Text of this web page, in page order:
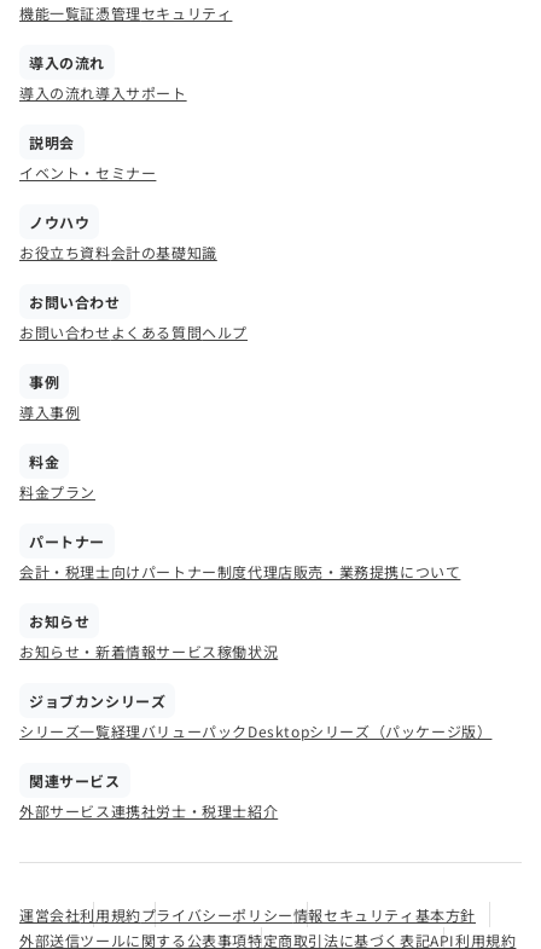
機能一覧証憑管理セキュリティ
導入の流れ
導入の流れ導入サポート
説明会
イベント・セミナー
ノウハウ
お役立ち資料会計の基礎知識
お問い合わせ
お問い合わせよくある質問ヘルプ
事例
導入事例
料金
料金プラン
パートナー
会計・税理士向けパートナー制度代理店販売・業務提携について
お知らせ
お知らせ・新着情報サービス稼働状況
ジョブカンシリーズ
シリーズ一覧経理バリューパックDesktopシリーズ（パッケージ版）
関連サービス
外部サービス連携社労士・税理士紹介
運営会社利用規約プライバシーポリシー情報セキュリティ基本方針
外部送信ツールに関する公表事項特定商取引法に基づく表記API利用規約